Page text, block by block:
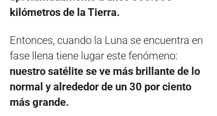
kilómetros de la Tierra.
Entonces, cuando la Luna se encuentra en
fase llena tiene lugar este fenómeno:
nuestro satélite se ve más brillante de lo
normal y alrededor de un 30 por ciento
más grande.